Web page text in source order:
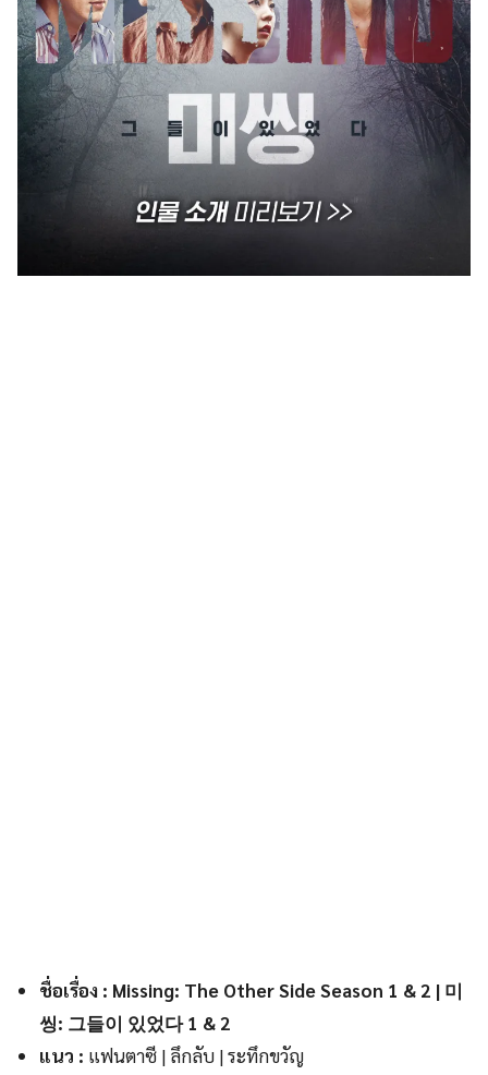
ชื่อเรื่อง : Missing: The Other Side Season 1 & 2 | 미
씽: 그들이 있었다 1 & 2
แนว : แฟนตาซี | ลึกลับ | ระทึกขวัญ